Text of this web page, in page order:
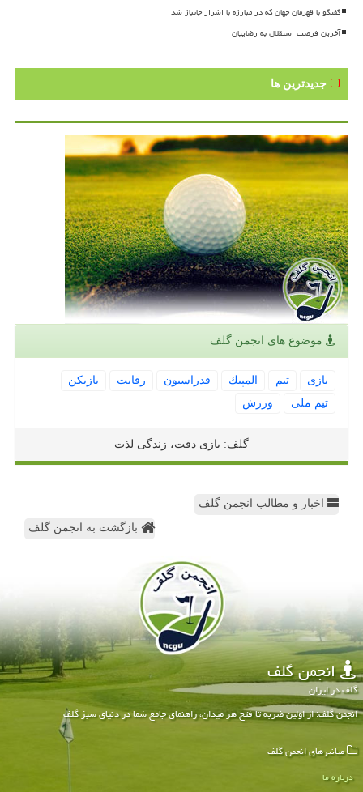
گفتگو با قهرمان جهان که در مبارزه با اشرار جانباز شد
آخرین فرصت استقلال به رضاییان
جدیدترین ها
موضوع های انجمن گلف
بازی تیم المپیك فدراسیون رقابت
بازیكن
تیم ملی
ورزش
گلف: بازی دقت، زندگی لذت
اخبار و مطالب انجمن گلف
بازگشت به انجمن گلف
انجمن گلف
گلف در ایران
انجمن گلف: از اولین ضربه تا فتح هر میدان، راهنمای جامع شما در دنیای سبز گلف
میانبرهای انجمن گلف
درباره ما